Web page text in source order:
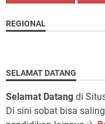
REGIONAL
SELAMAT DATANG
Selamat Datang di
Di sini sobat bisa